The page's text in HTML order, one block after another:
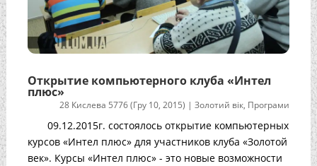
Открытие компьютерного клуба «Интел
плюс»
28 Кислева 5776 (Гру 10, 2015) |Золотий вік, Програми
09.12.2015г. состоялось открытие компьютерных
курсов «Интел плюс» для участников клуба «Золотой
век». Курсы «Интел плюс» - это новые возможности